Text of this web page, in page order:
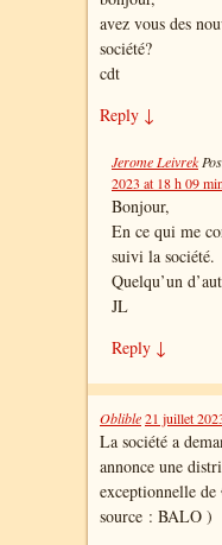
avez vous des
société?
cdt
Reply ↓
Jerome Leivrek
2023 at 18 h 09 min
Bonjour,
En ce qui me
suivi la société.
Quelqu’un
JL
Reply ↓
Oblible21 juillet
La société a
annonce une
exceptionnelle
source : BALO )